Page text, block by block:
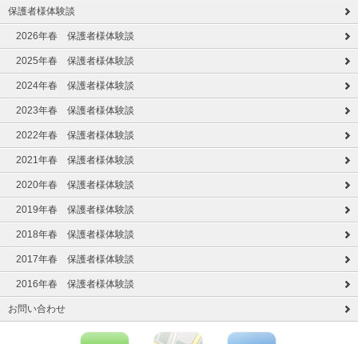
保護者様体験談
2026年春 保護者様体験談
2025年春 保護者様体験談
2024年春 保護者様体験談
2023年春 保護者様体験談
2022年春 保護者様体験談
2021年春 保護者様体験談
2020年春 保護者様体験談
2019年春 保護者様体験談
2018年春 保護者様体験談
2017年春 保護者様体験談
2016年春 保護者様体験談
お問い合わせ